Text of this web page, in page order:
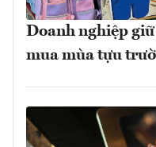
Doanh nghiệp
mua mùa tựu